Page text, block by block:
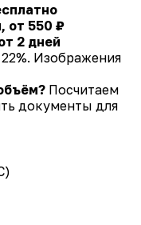
от 550 ₽
2 дней
Изображения
Посчитаем
документы для